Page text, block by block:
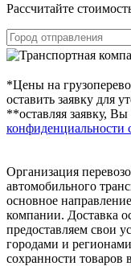
Рассчитайте
*Цены на
оставить заявку для
**оставляя заявку, Вы
конфиденциальности
Организация
автомобильного
основное
компании. Доставка
предоставляем свои
городами и
сохранности товаров